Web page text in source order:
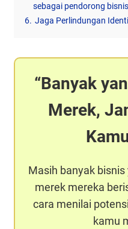
sebagai pendorong
6. Jaga Perlindungan
Banyak
Merek,
Masih banyak
merek mereka
cara menilai
kamu